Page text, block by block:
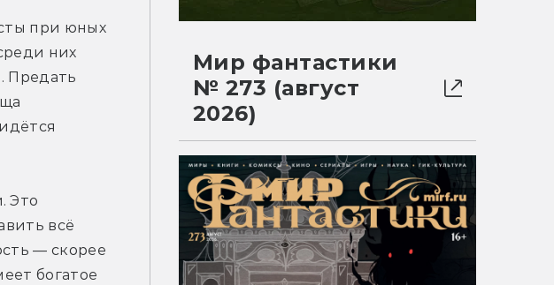
при юных
них
Предать
Это
всё
— скорее
богатое
Мир фантастики
№ 273 (август
2026)